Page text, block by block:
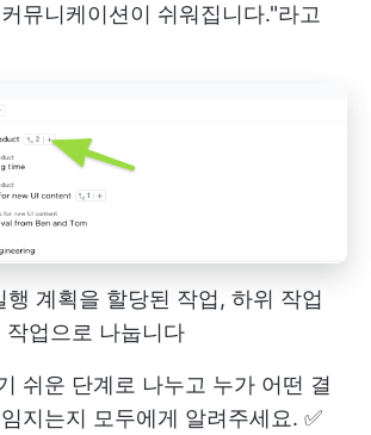
뮤니케이션이 쉬워집니다."라고
계획을 할당된 작업, 하위 작업
작업으로 나눕니다
쉬운 단계로 나누고 누가 어떤 결
지는지 모두에게 알려주세요. ✅